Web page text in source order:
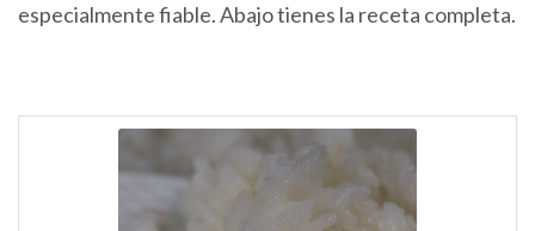
especialmente fiable. Abajo tienes la receta completa.